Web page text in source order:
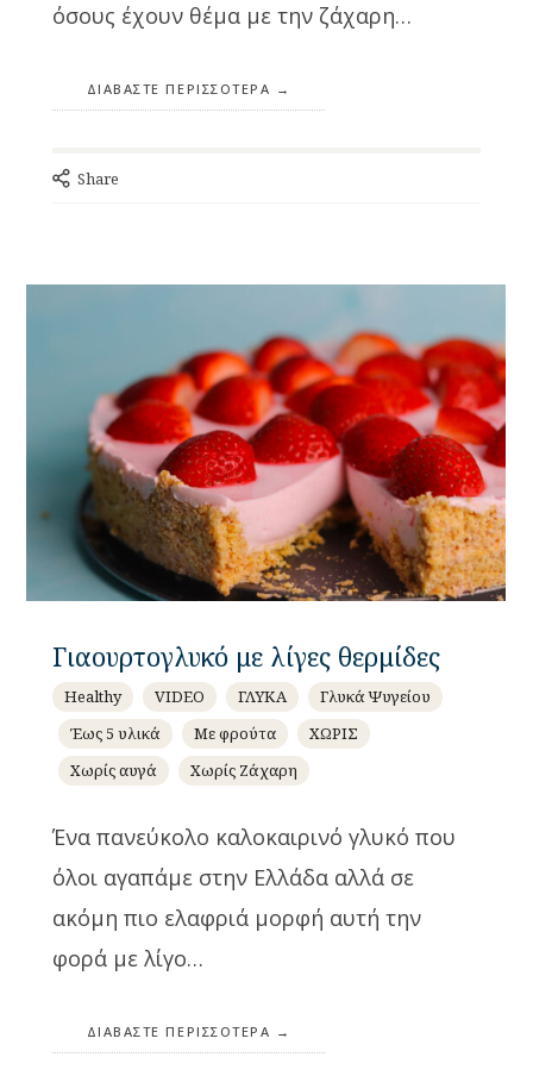
όσους έχουν θέμα με την ζάχαρη…
ΔΙΑΒΆΣΤΕ ΠΕΡΙΣΣΌΤΕΡΑ
Share
Γιαουρτογλυκό με λίγες θερμίδες
Healthy VIDEO ΓΛΥΚΑ
Γλυκά Ψυγείου
Έως 5 υλικά
Με φρούτα
ΧΩΡΙΣ
Χωρίς αυγά
Χωρίς Ζάχαρη
Ένα πανεύκολο καλοκαιρινό γλυκό που
όλοι αγαπάμε στην Ελλάδα αλλά σε
ακόμη πιο ελαφριά μορφή αυτή την
φορά με λίγο…
ΔΙΑΒΆΣΤΕ ΠΕΡΙΣΣΌΤΕΡΑ